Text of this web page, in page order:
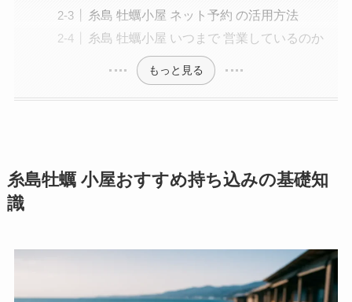
糸島 牡蠣小屋 ネット予約 の活用方法
糸島 牡蠣小屋 いつまで 営業しているのか
もっと見る
糸島牡蠣 小屋おすすめ持ち込みの基礎知
識